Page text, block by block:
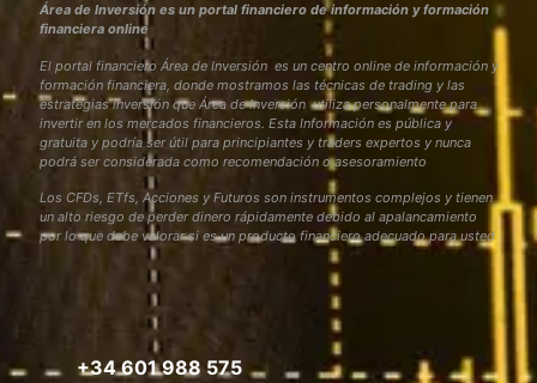
Área de Inversión es un portal financiero de información y formación
financiera online
El portal financiero Área de Inversión es un centro online de información y
formación financiera, donde mostramos las técnicas de trading y las
estrategias inversión que Área de Inversión utiliza personalmente para
invertir en los mercados financieros. Esta Información es pública y
gratuita y podría ser útil para principiantes y traders expertos y nunca
podrá ser considerada como recomendación o asesoramiento
Los CFDs, ETfs, Acciones y Futuros son instrumentos complejos y tienen
un alto riesgo de perder dinero rápidamente debido al apalancamiento
por lo que debe valorar si es un producto financiero adecuado para usted
+34 601 988 575